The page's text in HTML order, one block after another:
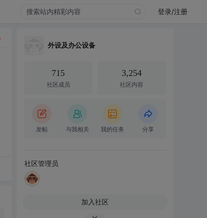
登录/注册
外设及办公设备
715
社区成员
3,254
社区内容
发帖 与我相关 我的任务 分享
社区管理员
加入社区